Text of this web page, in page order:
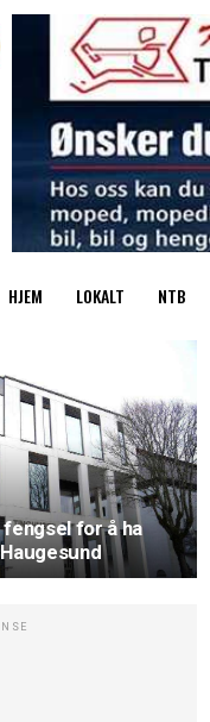
HJEM LOKALT NTB
for å ha